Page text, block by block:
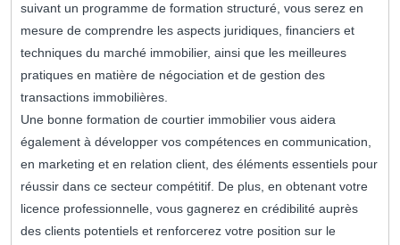
suivant un programme de formation structuré, vous serez en
mesure de comprendre les aspects juridiques, financiers et
techniques du marché immobilier, ainsi que les meilleures
pratiques en matière de négociation et de gestion des
transactions immobilières.
Une bonne formation de courtier immobilier vous aidera
également à développer vos compétences en communication,
en marketing et en relation client, des éléments essentiels pour
réussir dans ce secteur compétitif. De plus, en obtenant votre
licence professionnelle, vous gagnerez en crédibilité auprès
des clients potentiels et renforcerez votre position sur le